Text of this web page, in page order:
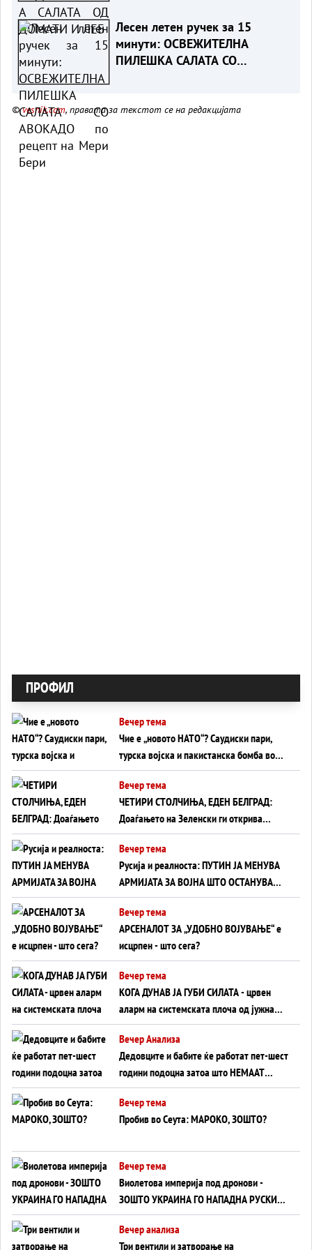
Лесен летен ручек за 15
минути: ОСВЕЖИТЕЛНА
ПИЛЕШКА САЛАТА СО
©vesnik.com, правата за текстот се на редакцијата
ПРОФИЛ
Вечер тема
Чие е „новото НАТО“? Саудиски пари,
турска војска и пакистанска бомба во
служба на Америка - или ќе стане
сувишна?
Вечер тема
ЧЕТИРИ СТОЛЧИЊА, ЕДЕН БЕЛГРАД:
Доаѓањето на Зеленски ги открива
тајните на политиката на балансирање
на Вучиќ
Вечер тема
Русија и реалноста: ПУТИН ЈА МЕНУВА
АРМИЈАТА ЗА ВОЈНА ШТО ОСТАНУВА
БЕЗ ФРОНТ
Вечер тема
АРСЕНАЛОТ ЗА „УДОБНО ВОЈУВАЊЕ“ е
исцрпен - што сега?
Вечер тема
КОГА ДУНАВ ЈА ГУБИ СИЛАТА - црвен
аларм на системската плоча од јужна
Германија до Црното Море...
Вечер Анализа
Дедовците и бабите ќе работат пет-шест
години подоцна затоа што НЕМААТ
ВНУЦИ ДА ГИ ЗАМЕНАТ
Вечер тема
Пробив во Сеута: МАРОКО, ЗОШТО?
Вечер тема
Виолетова империја под дронови -
ЗОШТО УКРАИНА ГО НАПАДНА РУСКИОТ
WILDBERRIES
Вечер анализа
Три вентили и затворање на